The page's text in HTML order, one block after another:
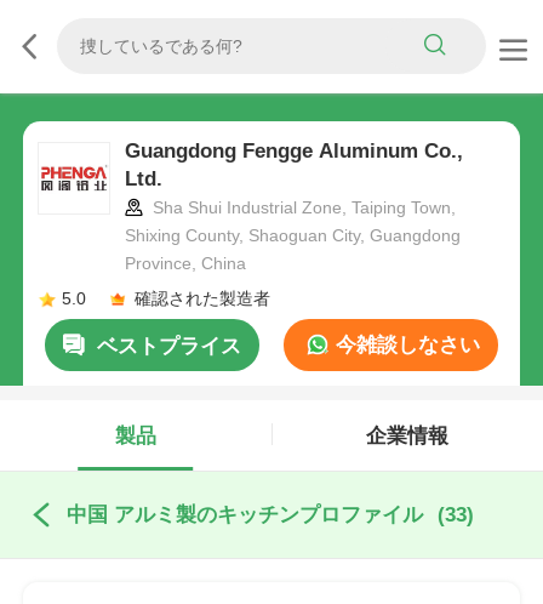
Guangdong Fengge Aluminum Co.,
Ltd.
Sha Shui Industrial Zone, Taiping Town,
Shixing County, Shaoguan City, Guangdong
Province, China
5.0
確認された製造者
ベストプライス 今雑談しなさい
製品 企業情報
中国 アルミ製のキッチンプロファイル (33)